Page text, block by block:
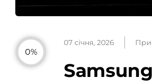
0%
07 січня, 2026